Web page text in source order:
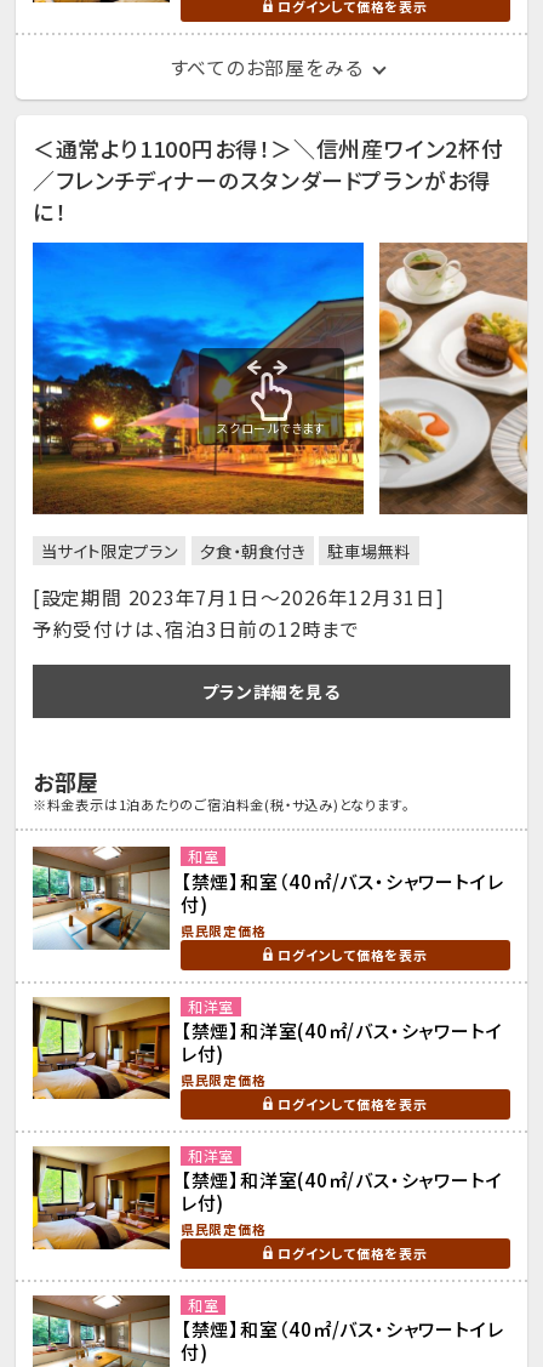
ログインして価格を表示
すべてのお部屋をみる
＜通常より1100円お得！＞＼信州産ワイン2杯付
／フレンチディナーのスタンダードプランがお得
に！
スクロールできます
当サイト限定プラン 夕食・朝食付き 駐車場無料
[設定期間 2023年7月1日～2026年12月31日]
予約受付けは、宿泊3日前の12時まで
プラン詳細を見る
お部屋
※料金表示は1泊あたりのご宿泊料金(税・サ込み)となります。
和室
【禁煙】和室（40㎡/バス・シャワートイレ
付)
県民限定価格
ログインして価格を表示
和洋室
【禁煙】和洋室(40㎡/バス・シャワートイ
レ付)
県民限定価格
ログインして価格を表示
和洋室
【禁煙】和洋室(40㎡/バス・シャワートイ
レ付)
県民限定価格
ログインして価格を表示
和室
【禁煙】和室（40㎡/バス・シャワートイレ
付)